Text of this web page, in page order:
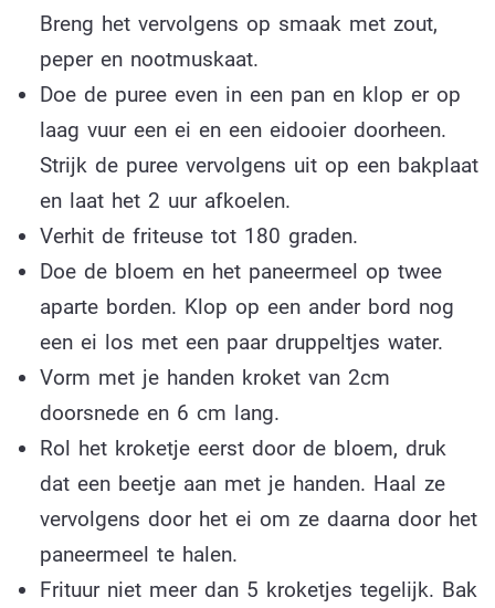
Breng het vervolgens op smaak met zout,
peper en nootmuskaat.
Doe de puree even in een pan en klop er op
laag vuur een ei en een eidooier doorheen.
Strijk de puree vervolgens uit op een bakplaat
en laat het 2 uur afkoelen.
Verhit de friteuse tot 180 graden.
Doe de bloem en het paneermeel op twee
aparte borden. Klop op een ander bord nog
een ei los met een paar druppeltjes water.
Vorm met je handen kroket van 2cm
doorsnede en 6 cm lang.
Rol het kroketje eerst door de bloem, druk
dat een beetje aan met je handen. Haal ze
vervolgens door het ei om ze daarna door het
paneermeel te halen.
Frituur niet meer dan 5 kroketjes tegelijk. Bak